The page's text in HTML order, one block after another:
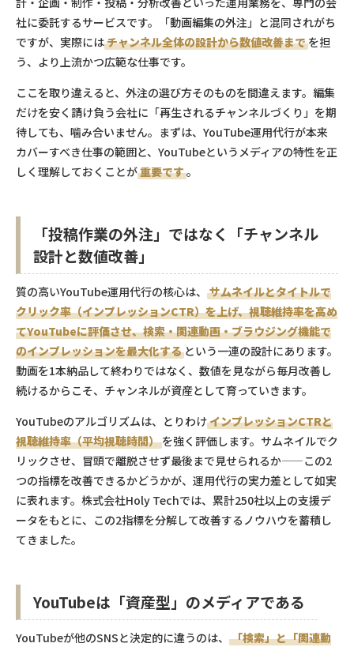
社に委託するサービスです。「動画編集の外注」と混同されがち
ですが、実際にはチャンネル全体の設計から数値改善まで を担
う、より上流かつ広範な仕事です。
ここを取り違えると、外注の選び方そのものを間違えます。編集
だけを安く請け負う会社に「再生されるチャンネルづくり」を期
待しても、噛み合いません。まずは、YouTube運用代行が本来
カバーすべき仕事の範囲と、YouTubeというメディアの特性を正
しく理解しておくことが重要です。
「投稿作業の外注」ではなく「チャンネル
設計と数値改善」
質の高いYouTube運用代行の核心は、 サムネイルとタイトルで
クリック率（インプレッションCTR）を上げ、視聴維持率を高め
てYouTubeに評価させ、検索・関連動画・ブラウジング機能で
のインプレッションを最大化する という一連の設計にあります。
動画を1本納品して終わりではなく、数値を見ながら毎月改善し
続けるからこそ、チャンネルが資産として育っていきます。
YouTubeのアルゴリズムは、とりわけインプレッションCTRと
視聴維持率（平均視聴時間） を強く評価します。サムネイルでク
リックさせ、冒頭で離脱させず最後まで見せられるか——この2
つの指標を改善できるかどうかが、運用代行の実力差として如実
に表れます。株式会社Holy Techでは、累計250社以上の支援デ
ータをもとに、この2指標を分解して改善するノウハウを蓄積し
てきました。
YouTubeは「資産型」のメディアである
YouTubeが他のSNSと決定的に違うのは、 「検索」と「関連動